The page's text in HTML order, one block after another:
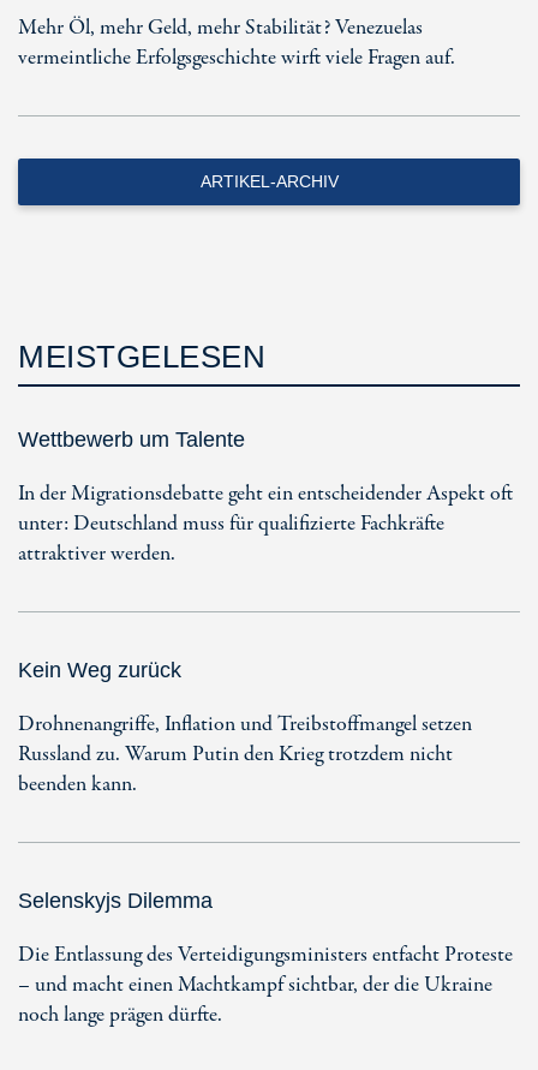
Mehr Öl, mehr Geld, mehr Stabilität? Venezuelas
vermeintliche Erfolgsgeschichte wirft viele Fragen auf.
ARTIKEL-ARCHIV
MEISTGELESEN
Wettbewerb um Talente
In der Migrationsdebatte geht ein entscheidender Aspekt oft
unter: Deutschland muss für qualifizierte Fachkräfte
attraktiver werden.
Kein Weg zurück
Drohnenangriffe, Inflation und Treibstoffmangel setzen
Russland zu. Warum Putin den Krieg trotzdem nicht
beenden kann.
Selenskyjs Dilemma
Die Entlassung des Verteidigungsministers entfacht Proteste
– und macht einen Machtkampf sichtbar, der die Ukraine
noch lange prägen dürfte.